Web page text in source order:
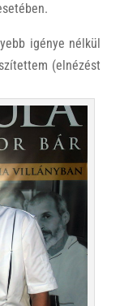
igénye nélkül
(elnézést